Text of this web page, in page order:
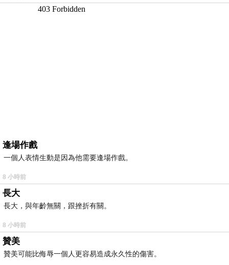
逢場作戲
一個人表情生動是因為他需要逢場作戲。
8 小時前
長大
長大，與年齡無關，跟挫折有關。
8 小時前
贊美
贊美可能比侮辱一個人更容易造成永久性的傷害。